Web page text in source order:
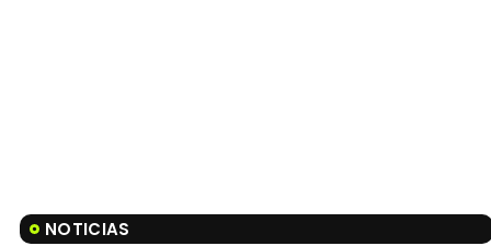
NOTICIAS